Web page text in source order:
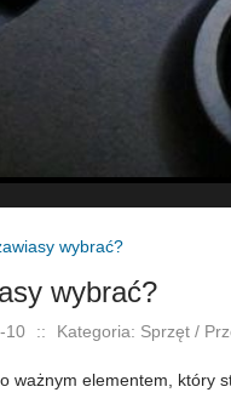
wybrać?
wybrać?
10 :: Kategoria: Sprzęt /
ważnym elementem, który